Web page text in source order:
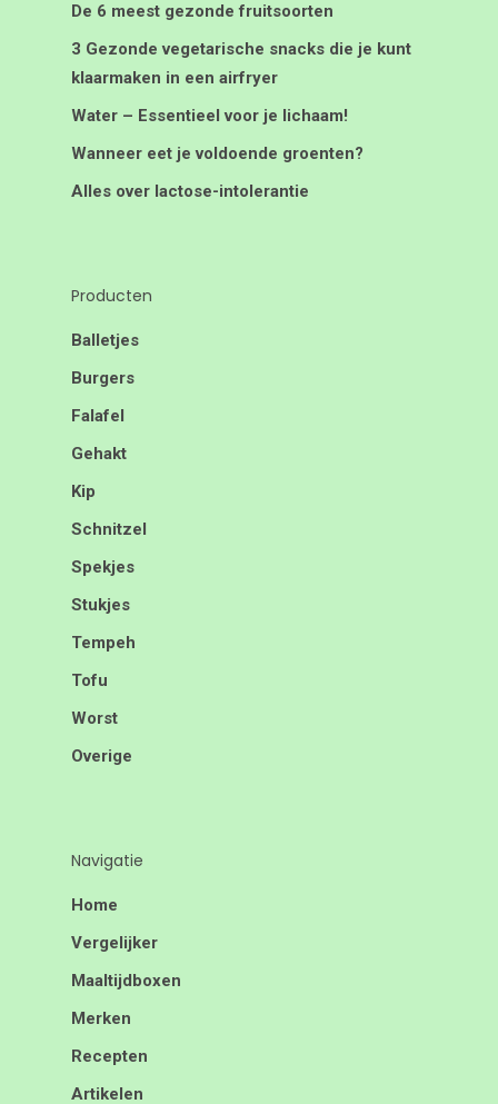
De 6 meest gezonde fruitsoorten
3 Gezonde vegetarische snacks die je kunt
klaarmaken in een airfryer
Water – Essentieel voor je lichaam!
Wanneer eet je voldoende groenten?
Alles over lactose-intolerantie
Producten
Balletjes
Burgers
Falafel
Gehakt
Kip
Schnitzel
Spekjes
Stukjes
Tempeh
Tofu
Worst
Overige
Navigatie
Home
Vergelijker
Maaltijdboxen
Merken
Recepten
Artikelen